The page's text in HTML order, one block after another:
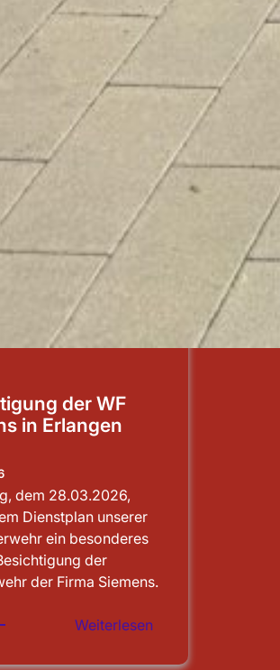
der WF
in Erlangen
dem 28.03.2026,
Dienstplan unserer
ein besonderes
der
der Firma Siemens.
Weiterlesen